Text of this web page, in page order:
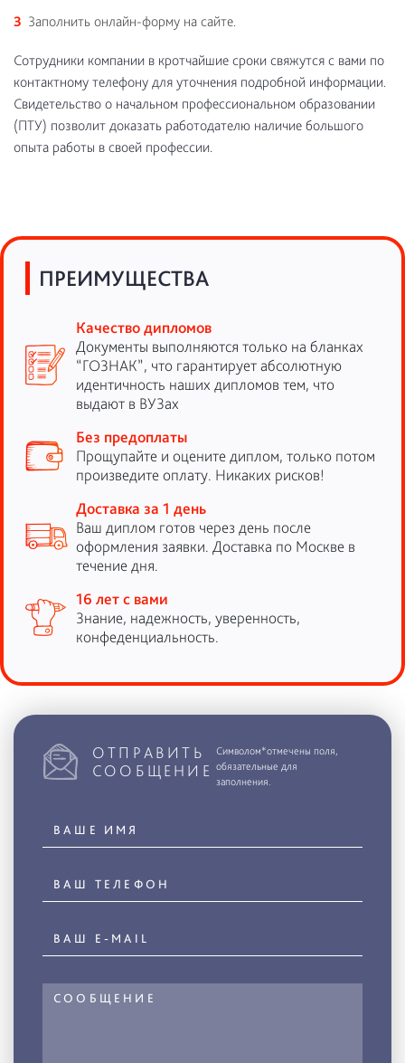
Заполнить онлайн-форму на сайте.
Сотрудники компании в кротчайшие сроки свяжутся с вами по
контактному телефону для уточнения подробной информации.
Свидетельство о начальном профессиональном образовании
(ПТУ) позволит доказать работодателю наличие большого
опыта работы в своей профессии.
ПРЕИМУЩЕСТВА
Качество дипломов
Документы выполняются только на бланках
“ГОЗНАК”, что гарантирует абсолютную
идентичность наших дипломов тем, что
выдают в ВУЗах
Без предоплаты
Прощупайте и оцените диплом, только потом
произведите оплату. Никаких рисков!
Доставка за 1 день
Ваш диплом готов через день после
оформления заявки. Доставка по Москве в
течение дня.
16 лет с вами
Знание, надежность, уверенность,
конфеденциальность.
ОТПРАВИТЬ
СООБЩЕНИЕ
Символом*отмечены поля,
обязательные для
заполнения.